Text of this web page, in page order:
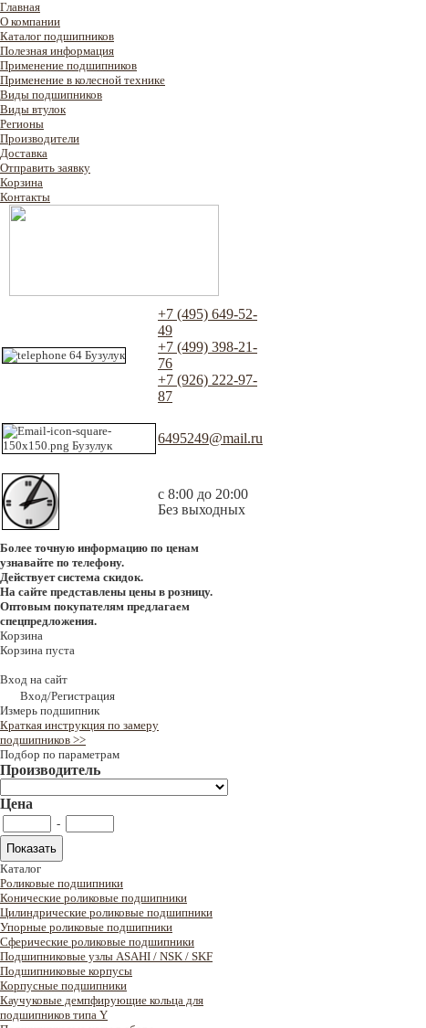
Главная
О компании
Каталог подшипников
Полезная информация
Применение подшипников
Применение в колесной технике
Виды подшипников
Виды втулок
Регионы
Производители
Доставка
Отправить заявку
Корзина
Контакты
+7 (495) 649-52-
49
+7 (499) 398-21-
76
+7 (926) 222-97-
87
6495249@mail.ru
с 8:00 до 20:00
Без выходных
Более точную информацию по ценам
узнавайте по телефону.
Действует система скидок.
На сайте представлены цены в розницу.
Оптовым покупателям предлагаем
спецпредложения.
Корзина
Корзина пуста
Вход на сайт
Вход/Регистрация
Измерь подшипник
Краткая инструкция по замеру
подшипников >>
Подбор по параметрам
Производитель
Цена
-
Каталог
Роликовые подшипники
Конические роликовые подшипники
Цилиндрические роликовые подшипники
Упорные роликовые подшипники
Сферические роликовые подшипники
Подшипниковые узлы ASAHI / NSK / SKF
Подшипниковые корпусы
Корпусные подшипники
Каучуковые демпфирующие кольца для
подшипников типа Y